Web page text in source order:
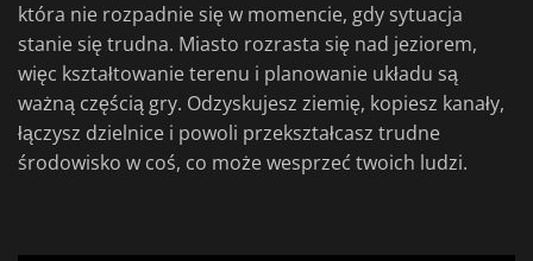
która nie rozpadnie się w momencie, gdy sytuacja
stanie się trudna. Miasto rozrasta się nad jeziorem,
więc kształtowanie terenu i planowanie układu są
ważną częścią gry. Odzyskujesz ziemię, kopiesz kanały,
łączysz dzielnice i powoli przekształcasz trudne
środowisko w coś, co może wesprzeć twoich ludzi.